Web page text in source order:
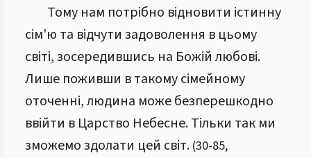
Тому нам потрібно відновити істинну
сім'ю та відчути задоволення в цьому
світі, зосередившись на Божій любові.
Лише поживши в такому сімейному
оточенні, людина може безперешкодно
ввійти в Царство Небесне. Тільки так ми
зможемо здолати цей світ. (30-85,